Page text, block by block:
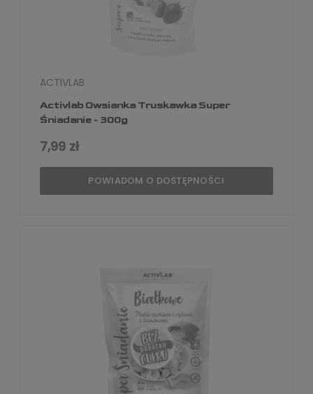
Activlab Owsianka Truskawka Super
Śniadanie - 300g
ACTIVLAB
7,99 zł
POWIADOM O DOSTĘPNOŚCI